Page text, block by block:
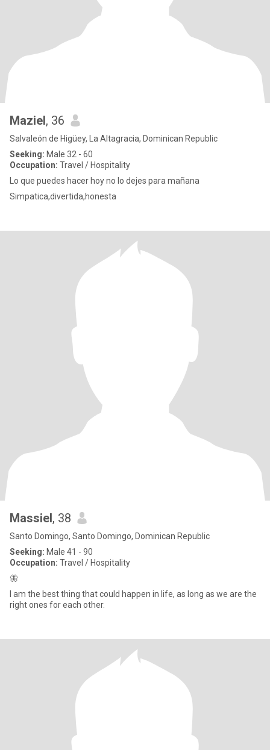
Maziel, 36
Salvaleón de Higüey, La Altagracia, Dominican Republic
Seeking: Male 32 - 60
Occupation: Travel / Hospitality
Lo que puedes hacer hoy no lo dejes para mañana
Simpatica,divertida,honesta
Massiel, 38
Santo Domingo, Santo Domingo, Dominican Republic
Seeking: Male 41 - 90
Occupation: Travel / Hospitality
🦋
I am the best thing that could happen in life, as long as we are the
right ones for each other.